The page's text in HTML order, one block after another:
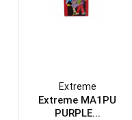
Extreme
Extreme MA1PU
PURPLE...